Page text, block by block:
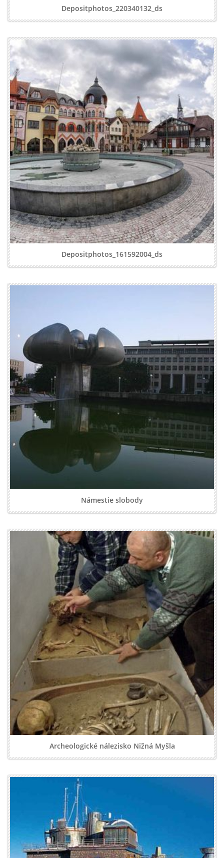
Depositphotos_220340132_ds
Depositphotos_161592004_ds
Námestie slobody
Archeologické nálezisko Nižná Myšla